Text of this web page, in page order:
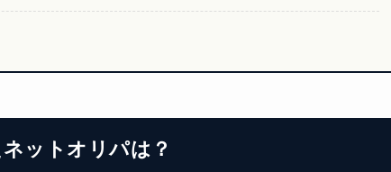
ットオリパは？